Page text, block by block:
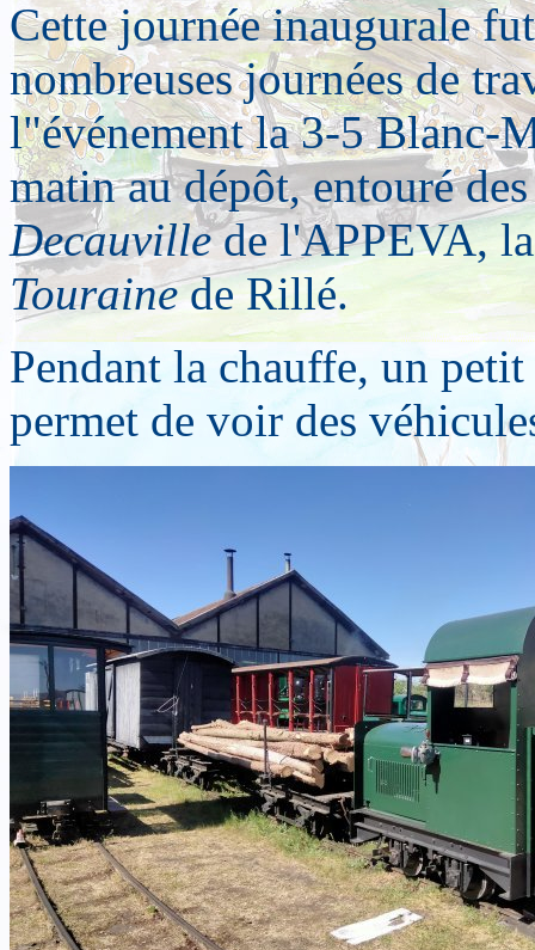
Cette journée inaugurale
nombreuses journées de
l"événement la 3-5 Blanc-
matin au dépôt, entouré
Decauvillede l'APPEVA,
Tourainede Rillé.
Pendant la chauffe, un
permet de voir des